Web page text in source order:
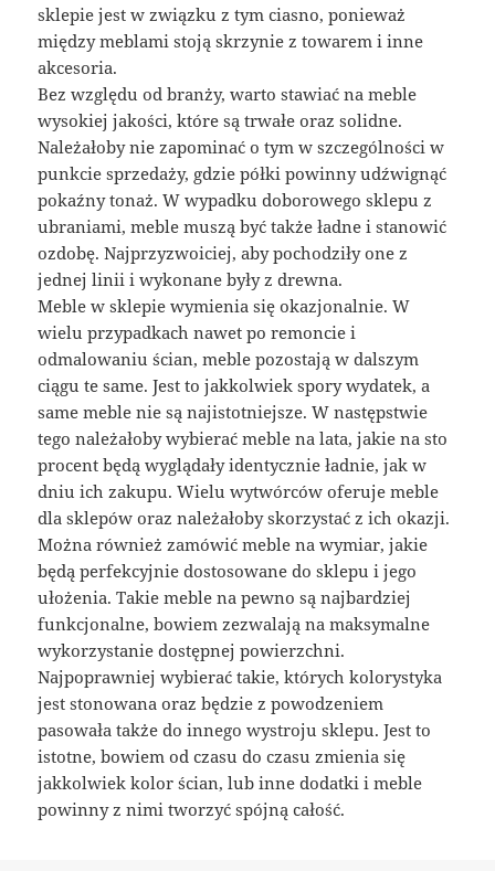
sklepie jest w związku z tym ciasno, ponieważ
między meblami stoją skrzynie z towarem i inne
akcesoria.
Bez względu od branży, warto stawiać na meble
wysokiej jakości, które są trwałe oraz solidne.
Należałoby nie zapominać o tym w szczególności w
punkcie sprzedaży, gdzie półki powinny udźwignąć
pokaźny tonaż. W wypadku doborowego sklepu z
ubraniami, meble muszą być także ładne i stanowić
ozdobę. Najprzyzwoiciej, aby pochodziły one z
jednej linii i wykonane były z drewna.
Meble w sklepie wymienia się okazjonalnie. W
wielu przypadkach nawet po remoncie i
odmalowaniu ścian, meble pozostają w dalszym
ciągu te same. Jest to jakkolwiek spory wydatek, a
same meble nie są najistotniejsze. W następstwie
tego należałoby wybierać meble na lata, jakie na sto
procent będą wyglądały identycznie ładnie, jak w
dniu ich zakupu. Wielu wytwórców oferuje meble
dla sklepów oraz należałoby skorzystać z ich okazji.
Można również zamówić meble na wymiar, jakie
będą perfekcyjnie dostosowane do sklepu i jego
ułożenia. Takie meble na pewno są najbardziej
funkcjonalne, bowiem zezwalają na maksymalne
wykorzystanie dostępnej powierzchni.
Najpoprawniej wybierać takie, których kolorystyka
jest stonowana oraz będzie z powodzeniem
pasowała także do innego wystroju sklepu. Jest to
istotne, bowiem od czasu do czasu zmienia się
jakkolwiek kolor ścian, lub inne dodatki i meble
powinny z nimi tworzyć spójną całość.